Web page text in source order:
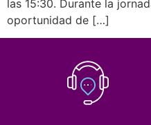
las 15:30. Durante la
oportunidad de […]